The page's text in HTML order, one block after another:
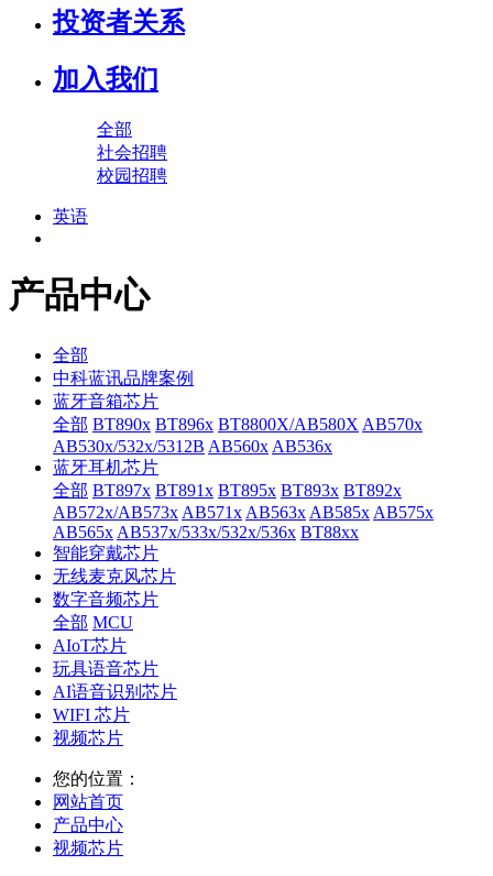
投资者关系
加入我们
全部
社会招聘
校园招聘
英语
产品中心
全部
中科蓝讯品牌案例
蓝牙音箱芯片
全部 BT890x BT896x BT8800X/AB580X AB570x
AB530x/532x/5312B AB560x AB536x
蓝牙耳机芯片
全部 BT897x BT891x BT895x BT893x BT892x
AB572x/AB573x AB571x AB563x AB585x AB575x
AB565x AB537x/533x/532x/536x BT88xx
智能穿戴芯片
无线麦克风芯片
数字音频芯片
全部 MCU
AIoT芯片
玩具语音芯片
AI语音识别芯片
WIFI 芯片
视频芯片
您的位置：
网站首页
产品中心
视频芯片